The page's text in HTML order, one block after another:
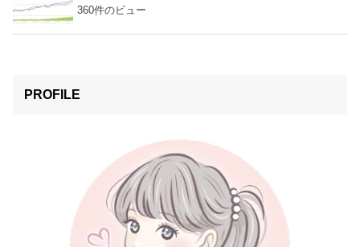
360件のビュー
PROFILE